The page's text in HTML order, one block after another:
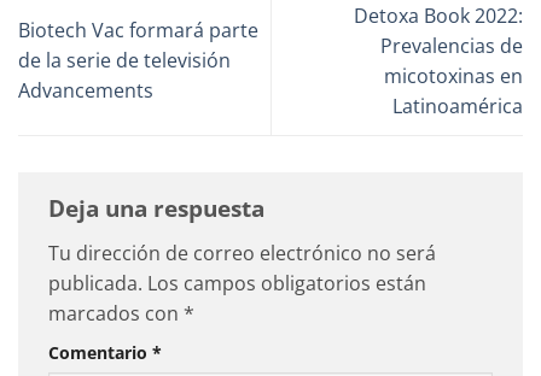
Biotech Vac formará parte
de la serie de televisión
Advancements
Detoxa Book 2022:
Prevalencias de
micotoxinas en
Latinoamérica
Deja una respuesta
Tu dirección de correo electrónico no será
publicada. Los campos obligatorios están
marcados con *
Comentario *